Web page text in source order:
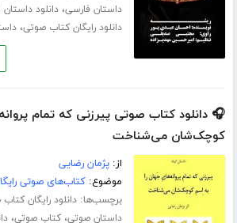
داستان فارسی،دانلود داستان
دانلود رایگان کتاب صوتی،
🎧 دانلود کتاب صوتی پیرزنی که تمام
کوچک‌شان می‌شناخت
از:پژمان رضایی
موضوع:کتاب‌های صوتی
برچسب‌ها:دانلود رایگان
داستان صوتی،کتاب صوتی،